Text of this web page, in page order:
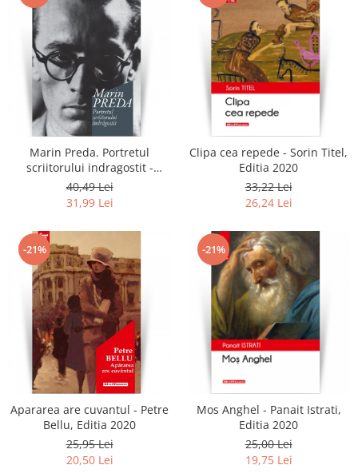
Marin Preda. Portretul
scriitorului indragostit -
Eugen Simion
40,49 Lei
31,99 Lei
Clipa cea repede - Sorin Titel,
Editia 2020
33,22 Lei
26,24 Lei
-21%
Apararea are cuvantul - Petre
Bellu, Editia 2020
25,95 Lei
20,50 Lei
-21%
Mos Anghel - Panait Istrati,
Editia 2020
25,00 Lei
19,75 Lei